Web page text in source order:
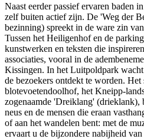
Naast eerder passief ervaren baden
zelf buiten actief zijn. De 'Weg der
bezinning) spreekt in de ware zin
Tussen het Heiligenhof en de
kunstwerken en teksten die
associaties, vooral in de
Kissingen. In het Luitpoldpark
de bezoekers ontdekt te worden. Het
blotevoetendoolhof, het Kneipp-
zogenaamde 'Dreiklang' (drieklank),
neus en de mensen die eraan
of aan het wandelen bent: met de
ervaart u de bijzondere nabijheid van